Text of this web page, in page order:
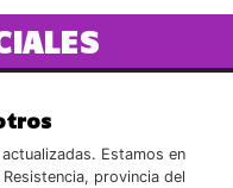
Estamos en
provincia del